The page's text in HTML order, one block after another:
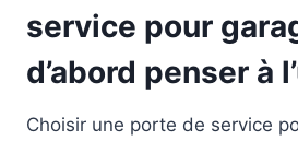
service pour
d’abord penser à
Choisir une porte de service